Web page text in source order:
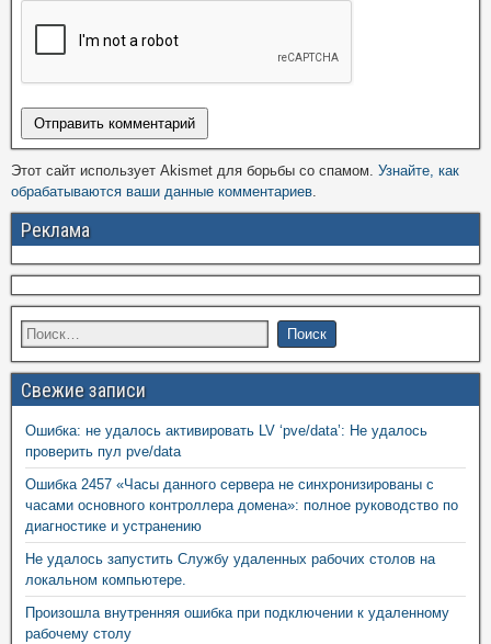
Этот сайт использует Akismet для борьбы со спамом. Узнайте, как
обрабатываются ваши данные комментариев.
Реклама
Свежие записи
Ошибка: не удалось активировать LV ‘pve/data’: Не удалось
проверить пул pve/data
Ошибка 2457 «Часы данного сервера не синхронизированы с
часами основного контроллера домена»: полное руководство по
диагностике и устранению
Не удалось запустить Службу удаленных рабочих столов на
локальном компьютере.
Произошла внутренняя ошибка при подключении к удаленному
рабочему столу